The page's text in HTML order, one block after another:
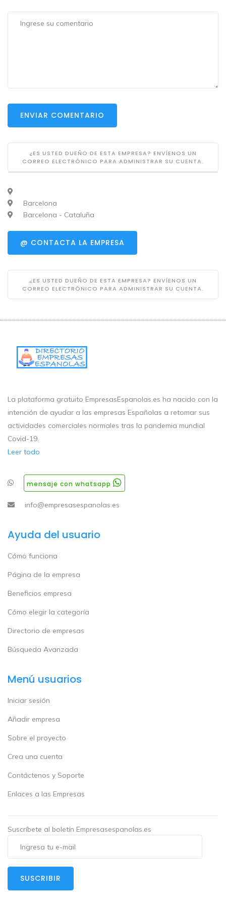
ENVIAR COMENTARIO
¿ES USTED DUEÑO DE ESTA EMPRESA? ENVÍENOS UN
CORREO ELECTRÓNICO PARA ADMINISTRAR SU CUENTA.
Barcelona
Barcelona - Cataluña
@ CONTACTA LA EMPRESA
¿ES USTED DUEÑO DE ESTA EMPRESA? ENVÍENOS UN
CORREO ELECTRÓNICO PARA ADMINISTRAR SU CUENTA.
La plataforma gratuito EmpresasEspanolas.es ha nacido con la
intención de ayudar a las empresas Españolas a retomar sus
actividades comerciales normales tras la pandemia mundial
Covid-19.
Leer todo
mensaje con whatsapp
info@empresasespanolas.es
Ayuda del usuario
Cómo funciona
Página de la empresa
Beneficios empresa
Cómo elegir la categoría
Directorio de empresas
Búsqueda Avanzada
Menú usuarios
Iniciar sesión
Añadir empresa
Sobre el proyecto
Crea una cuenta
Contáctenos y Soporte
Enlaces a las Empresas
Suscríbete al boletín Empresasespanolas.es
SUSCRIBIR